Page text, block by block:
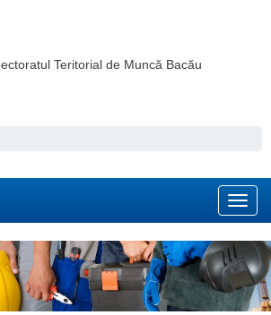
Teritorial de Muncă Bacău